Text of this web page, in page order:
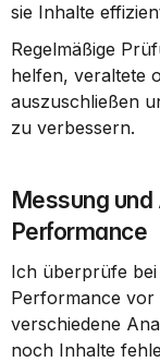
sie Inhalte
Regelmäßige
helfen, veraltete
auszuschließen
zu verbessern.
Messung
Performance
Ich überprüfe
Performance vor
verschiedene
noch Inhalte